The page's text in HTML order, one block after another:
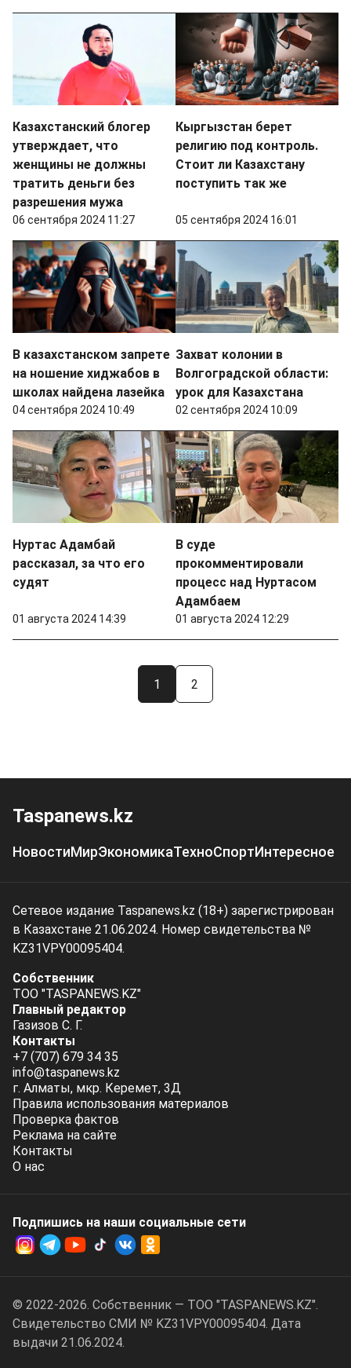
Казахстанский блогер
утверждает, что
женщины не должны
тратить деньги без
разрешения мужа
06 сентября 2024 11:27
Кыргызстан берет
религию под контроль.
Стоит ли Казахстану
поступить так же
05 сентября 2024 16:01
В казахстанском запрете
на ношение хиджабов в
школах найдена лазейка
04 сентября 2024 10:49
Захват колонии в
Волгоградской области:
урок для Казахстана
02 сентября 2024 10:09
Нуртас Адамбай
рассказал, за что его
судят
01 августа 2024 14:39
В суде
прокомментировали
процесс над Нуртасом
Адамбаем
01 августа 2024 12:29
1 2
Taspanews.kz
НовостиМирЭкономикаТехноСпортИнтересное
Сетевое издание Taspanews.kz (18+) зарегистрирован
в Казахстане 21.06.2024. Номер свидетельства №
KZ31VPY00095404.
Собственник
ТОО "TASPANEWS.KZ"
Главный редактор
Газизов С. Г.
Контакты
+7 (707) 679 34 35
info@taspanews.kz
г. Алматы, мкр. Керемет, 3Д
Правила использования материалов
Проверка фактов
Реклама на сайте
Контакты
О нас
Подпишись на наши социальные cети
© 2022-2026. Собственник — ТОО "TASPANEWS.KZ".
Cвидетельство СМИ № KZ31VPY00095404. Дата
выдачи 21.06.2024.